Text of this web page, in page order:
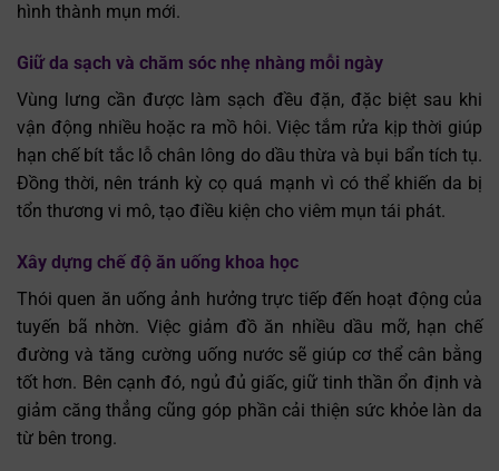
hình thành mụn mới.
Giữ da sạch và chăm sóc nhẹ nhàng mỗi ngày
Vùng lưng cần được làm sạch đều đặn, đặc biệt sau khi
vận động nhiều hoặc ra mồ hôi. Việc tắm rửa kịp thời giúp
hạn chế bít tắc lỗ chân lông do dầu thừa và bụi bẩn tích tụ.
Đồng thời, nên tránh kỳ cọ quá mạnh vì có thể khiến da bị
tổn thương vi mô, tạo điều kiện cho viêm mụn tái phát.
Xây dựng chế độ ăn uống khoa học
Thói quen ăn uống ảnh hưởng trực tiếp đến hoạt động của
tuyến bã nhờn. Việc giảm đồ ăn nhiều dầu mỡ, hạn chế
đường và tăng cường uống nước sẽ giúp cơ thể cân bằng
tốt hơn. Bên cạnh đó, ngủ đủ giấc, giữ tinh thần ổn định và
giảm căng thẳng cũng góp phần cải thiện sức khỏe làn da
từ bên trong.